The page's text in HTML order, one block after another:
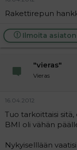
Rakettirepun
Ilmoita
"vieras"
Vieras
16.04.2012
Tuo tarkoittaisi
BMI oli vähän
Nykyiselllään